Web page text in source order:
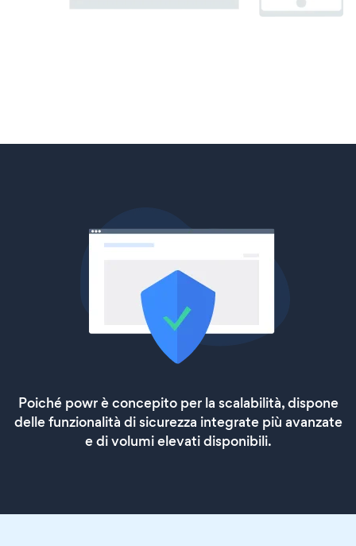
Poiché powr è concepito per la scalabilità, dispone
delle funzionalità di sicurezza integrate più avanzate
e di volumi elevati disponibili.